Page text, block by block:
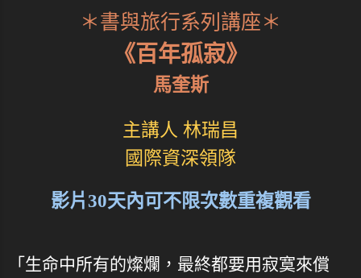
＊書與旅行系列講座＊
《百年孤寂》
馬奎斯
主講人 林瑞昌
國際資深領隊
影片30天內可不限次數重複觀看
「生命中所有的燦爛，最終都要用寂寞來償